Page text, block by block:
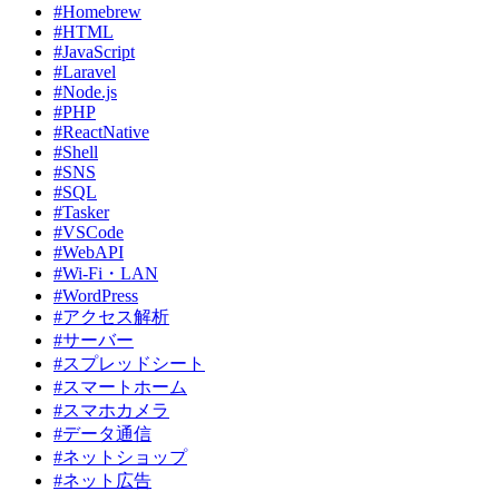
#Homebrew
#HTML
#JavaScript
#Laravel
#Node.js
#PHP
#ReactNative
#Shell
#SNS
#SQL
#Tasker
#VSCode
#WebAPI
#Wi-Fi・LAN
#WordPress
#アクセス解析
#サーバー
#スプレッドシート
#スマートホーム
#スマホカメラ
#データ通信
#ネットショップ
#ネット広告